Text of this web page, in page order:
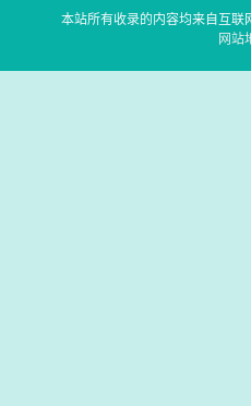
本站所有收录的内容均来自互联
网站